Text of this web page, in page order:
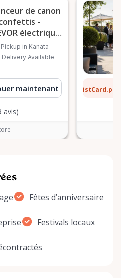
de canon
-
électrique
W
Pickup in Kanata
Delivery Available
maintenant
avis)
Fêtes d’anniversaire
Festivals locaux